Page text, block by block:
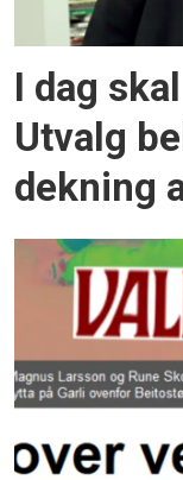
I dag
Utvalg
dekning